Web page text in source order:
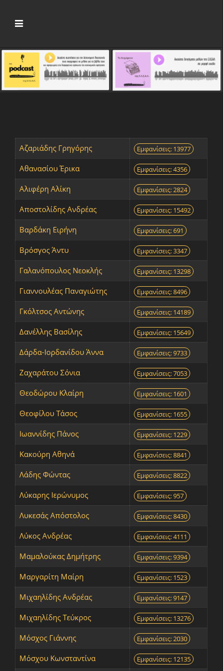
Αζαριάδης Γρηγόρης Εμφανίσεις: 13977
Αθανασίου Έρικα Εμφανίσεις: 4356
Αλιφέρη Αλίκη Εμφανίσεις: 2824
Αποστολίδης Ανδρέας Εμφανίσεις: 15492
Βαρδάκη Ειρήνη Εμφανίσεις: 691
Βρόσγος Άντυ Εμφανίσεις: 3347
Γαλανόπουλος Νεοκλής Εμφανίσεις: 13298
Γιαννουλέας Παναγιώτης Εμφανίσεις: 8496
Γκόλτσος Αντώνης Εμφανίσεις: 14189
Δανέλλης Βασίλης Εμφανίσεις: 15649
Δάρδα-Ιορδανίδου Άννα Εμφανίσεις: 9733
Ζαχαράτου Σόνια Εμφανίσεις: 7053
Θεοδώρου Κλαίρη Εμφανίσεις: 1601
Θεοφίλου Τάσος Εμφανίσεις: 1655
Ιωαννίδης Πάνος Εμφανίσεις: 1229
Κακούρη Αθηνά Εμφανίσεις: 8841
Λάδης Φώντας Εμφανίσεις: 8822
Λύκαρης Ιερώνυμος Εμφανίσεις: 957
Λυκεσάς Απόστολος Εμφανίσεις: 8430
Λύκος Ανδρέας Εμφανίσεις: 4111
Μαμαλούκας Δημήτρης Εμφανίσεις: 9394
Μαργαρίτη Μαίρη Εμφανίσεις: 1523
Μιχαηλίδης Aνδρέας Εμφανίσεις: 9147
Μιχαηλίδης Τεύκρος Εμφανίσεις: 13276
Μόσχος Γιάννης Εμφανίσεις: 2030
Μόσχου Κωνσταντίνα Εμφανίσεις: 12135